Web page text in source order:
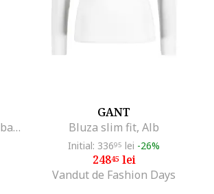
Bluza slim fit cu decolteu la baza gatului si aspect striat, Alb
GANT
Bluza slim fit, Alb
Initial: 33695 lei -26%
24845lei
Vandut de Fashion Days